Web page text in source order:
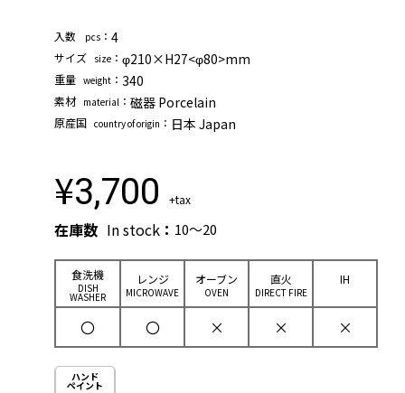
⼊数 pcs ： 4
サイズ size ： φ210×H27<φ80>mm
重量 weight ： 340
素材 material ： 磁器 Porcelain
原産国 country of origin ： 日本 Japan
¥3,700 +tax
在庫数 In stock ： 10～20
⾷洗機
DISH
WASHER
レンジ
MICROWAVE
オーブン
OVEN
直⽕
DIRECT FIRE
IH
〇 〇 × × ×
ハンド
ペイント